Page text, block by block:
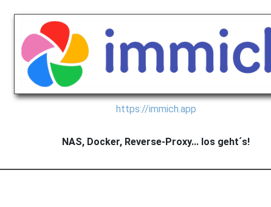
https://immich.app
NAS, Docker, Reverse-Proxy... los geht´s!